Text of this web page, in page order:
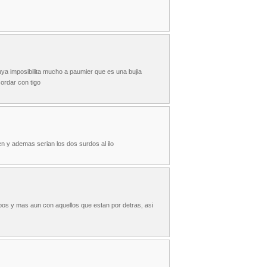
imposibilita mucho a paumier que es una bujia
con tigo
y ademas serian los dos surdos al ilo
y mas aun con aquellos que estan por detras, asi